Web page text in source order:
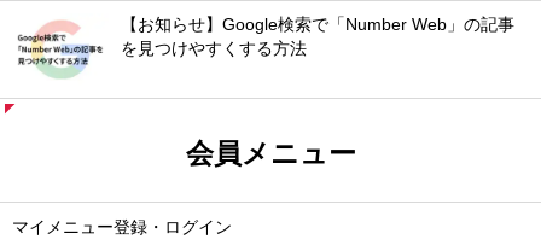
【お知らせ】Google検索で「Number Web」の記事
を見つけやすくする方法
会員メニュー
マイメニュー登録・ログイン